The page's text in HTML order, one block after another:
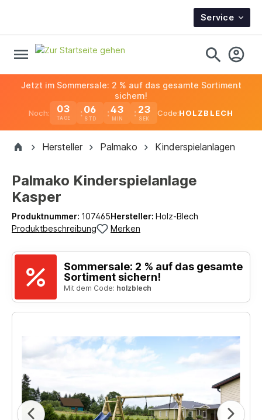
Service
Noch: 03
TAGE
06 43 22
Jetzt im Sommersale: 2 % auf das gesamte Sortiment
sichern!
Code:HOLZBLECH
Hersteller Palmako Kinderspielanlagen
Palmako Kinderspielanlage
Kasper
Produktnummer: 107465Hersteller: Holz-Blech
Produktbeschreibung
Merken
Sommersale: 2 % auf das gesamte
Sortiment sichern!
Mit dem Code: holzblech